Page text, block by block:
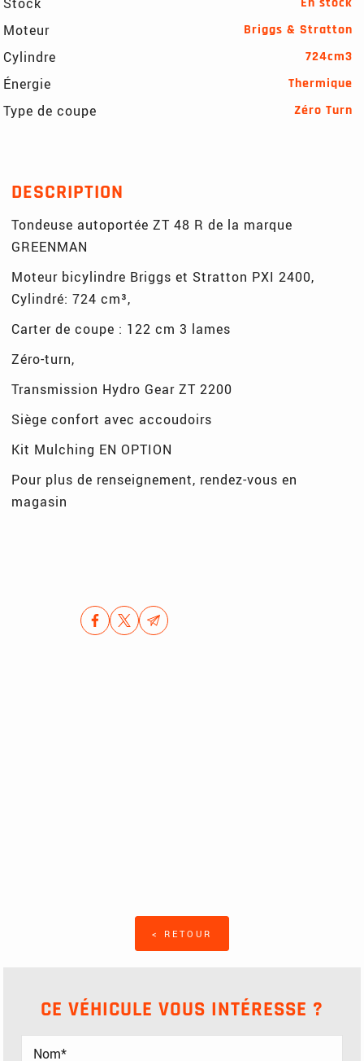
Moteur
Briggs & Stratton
Cylindre
724cm3
Énergie
Thermique
Type de coupe
Zéro Turn
DESCRIPTION
Tondeuse autoportée ZT 48 R de la marque
GREENMAN
Moteur bicylindre Briggs et Stratton PXI 2400,
Cylindré: 724 cm³,
Carter de coupe : 122 cm 3 lames
Zéro-turn,
Transmission Hydro Gear ZT 2200
Siège confort avec accoudoirs
Kit Mulching EN OPTION
Pour plus de renseignement, rendez-vous en
magasin
< RETOUR
CE VÉHICULE VOUS INTÉRESSE ?